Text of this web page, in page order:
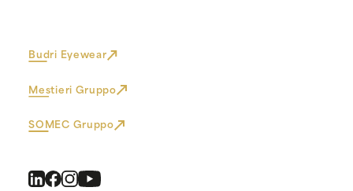
Budri Eyewear
Mestieri Gruppo
SOMEC Gruppo